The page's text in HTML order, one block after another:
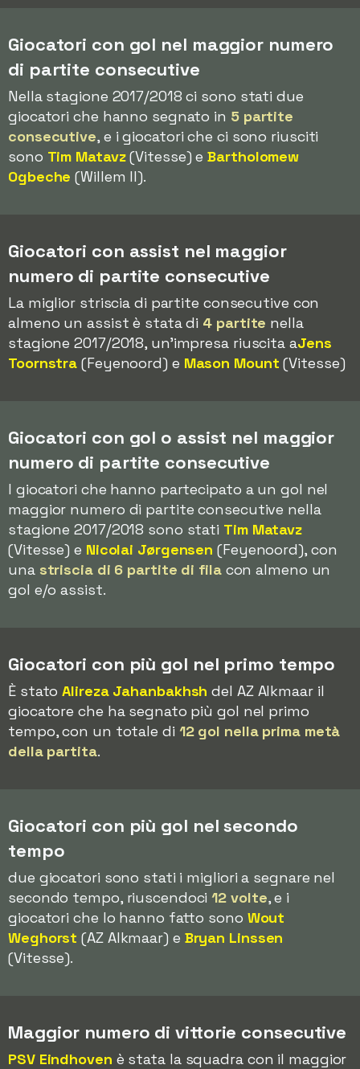
Giocatori con gol nel maggior numero
di partite consecutive
Nella stagione 2017/2018 ci sono stati due
giocatori che hanno segnato in 5 partite
consecutive, e i giocatori che ci sono riusciti
sono Tim Matavz(Vitesse) eBartholomew
Ogbeche (Willem II).
Giocatori con assist nel maggior
numero di partite consecutive
La miglior striscia di partite consecutive con
almeno un assist è stata di 4 partite nella
stagione 2017/2018, un'impresa riuscita aJens
Toornstra (Feyenoord) e Mason Mount (Vitesse)
Giocatori con gol o assist nel maggior
numero di partite consecutive
I giocatori che hanno partecipato a un gol nel
maggior numero di partite consecutive nella
stagione 2017/2018 sono stati Tim Matavz
(Vitesse) e Nicolai Jørgensen (Feyenoord), con
una striscia di 6 partite di filacon almeno un
gol e/o assist.
Giocatori con più gol nel primo tempo
È statoAlireza Jahanbakhsh del AZ Alkmaar il
giocatore che ha segnato più gol nel primo
tempo, con un totale di 12 gol nella prima metà
della partita.
Giocatori con più gol nel secondo
tempo
due giocatori sono stati i migliori a segnare nel
secondo tempo, riuscendoci12 volte, e i
giocatori che lo hanno fatto sono Wout
Weghorst (AZ Alkmaar) e Bryan Linssen
(Vitesse).
Maggior numero di vittorie consecutive
PSV Eindhoven è stata la squadra con il maggior